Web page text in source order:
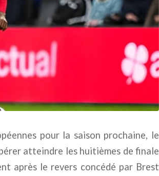
pour la saison prochaine, le
atteindre les huitièmes de finale
après le revers concédé par Brest